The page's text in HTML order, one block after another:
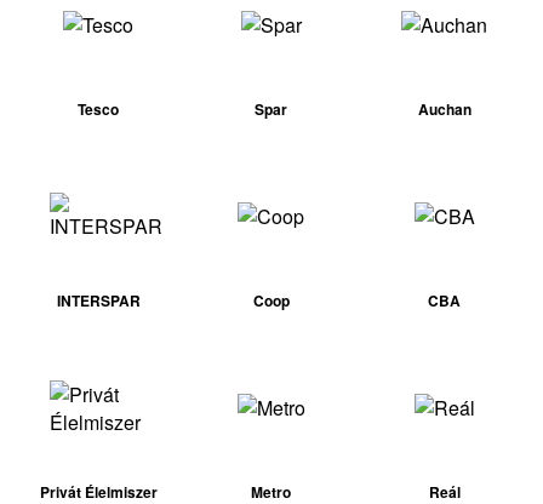
Tesco Spar Auchan
INTERSPAR Coop CBA
Privát Élelmiszer Metro Reál